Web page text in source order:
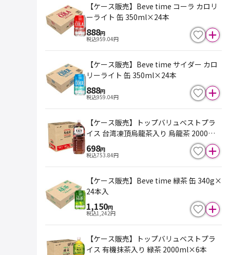
【ケース販売】Beve time コーラ カロリ
ーライト 缶 350ml×24本
888円
税込959.04円
【ケース販売】Beve time サイダー カロ
リーライト 缶 350ml×24本
888円
税込959.04円
【ケース販売】トップバリュベストプラ
イス 台湾凍頂烏龍茶入り 烏龍茶 2000ml
×6本
698円
税込753.84円
【ケース販売】Beve time 緑茶 缶 340g×
24本入
1,150円
税込1,242円
【ケース販売】トップバリュベストプラ
イス 有機抹茶入り 緑茶 2000ml×6本